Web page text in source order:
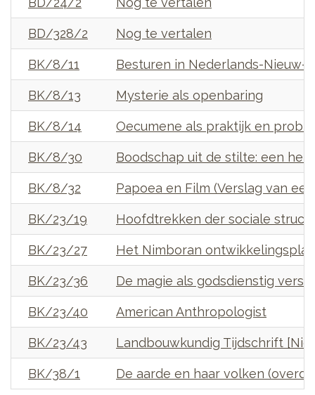
BD/328/2 Nog te vertalen
BK/8/11 Besturen in Nederlands-Nieuw-
BK/8/13 Mysterie als openbaring
BK/8/14 Oecumene als praktijk en
BK/8/30 Boodschap uit de stilte: een
BK/8/32 Papoea en Film (Verslag van
BK/23/19 Hoofdtrekken der sociale
BK/23/27 Het Nimboran ontwikkelingsplan
BK/23/36 De magie als godsdienstig
BK/23/40 American Anthropologist
BK/23/43 Landbouwkundig Tijdschrift
BK/38/1 De aarde en haar volken